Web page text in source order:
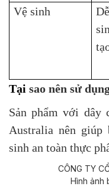
Vệ sinh
Tại sao nên sử
Sản phẩm với dây
Australia nên giúp
sinh an toàn thực
Hình ảnh